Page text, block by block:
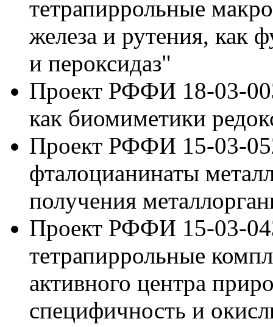
тетрапиррольные
железа и рутения, как
и пероксидаз"
Проект РФФИ 18-03-
как биомиметики
Проект РФФИ 15-03-
фталоцианинаты
получения
Проект РФФИ 15-03-
тетрапиррольные
активного центра
специфичность и